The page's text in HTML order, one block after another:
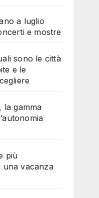
a luglio
e mostre
sono le città
e le
la gamma
più
una vacanza